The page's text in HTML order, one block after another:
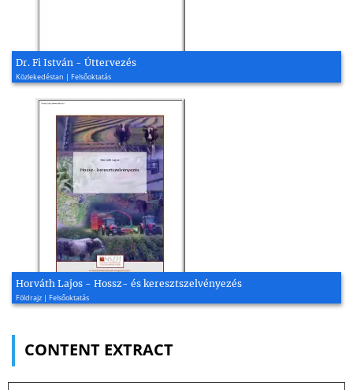
Dr. Fi István - Úttervezés
Közlekedéstan | Felsőoktatás
Horváth Lajos - Hossz- és keresztszelvényezés
Földrajz | Felsőoktatás
CONTENT EXTRACT